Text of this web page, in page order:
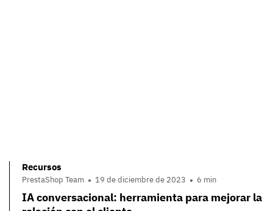
Recursos
PrestaShop Team 19 de diciembre de 2023 6 min
IA conversacional: herramienta para mejorar la